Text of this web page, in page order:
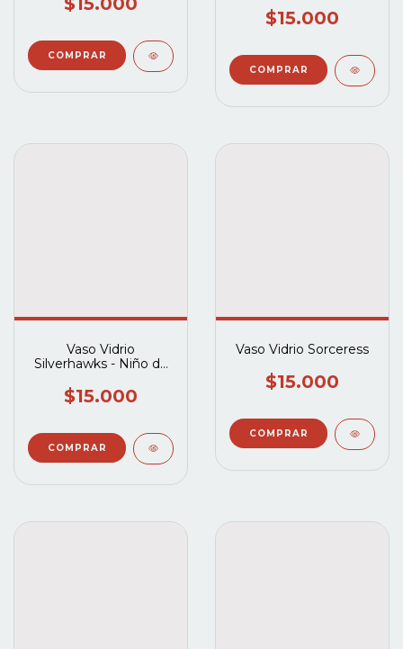
$15.000
Vaso Vidrio
Silverhawks - Niño de
$15.000
Vaso Vidrio Sorceress
$15.000